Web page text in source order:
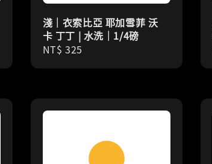
淺｜衣索比亞 耶加雪菲 沃
卡 丁丁 | 水洗｜1/4磅
Regular
NT$ 325